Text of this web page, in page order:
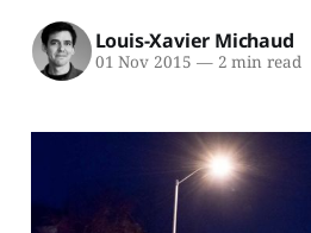
Louis-Xavier Michaud
01 Nov 2015 —2 min read